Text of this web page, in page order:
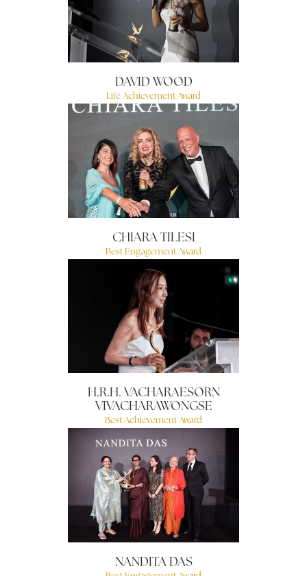
DAVID WOOD
Life Achievement Award
CHIARA TILESI
Best Engagement Award
H.R.H. VACHARAESORN
VIVACHARAWONGSE
Best Achievement Award
NANDITA DAS